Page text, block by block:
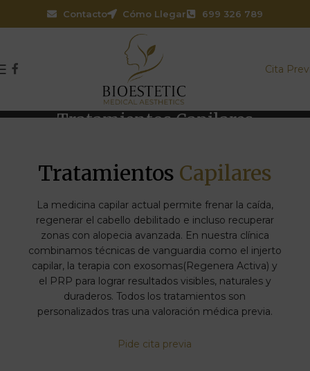
Contacto Cómo Llegar 699 326 789
Cita
Tratamientos Capilares
Tratamientos Capilares
La medicina capilar actual permite frenar la caída,
regenerar el cabello debilitado e incluso recuperar
zonas con alopecia avanzada. En nuestra clínica
combinamos técnicas de vanguardia como el injerto
capilar, la terapia con exosomas(Regenera Activa) y
el PRP para lograr resultados visibles, naturales y
duraderos. Todos los tratamientos son
personalizados tras una valoración médica previa.
Pide cita previa